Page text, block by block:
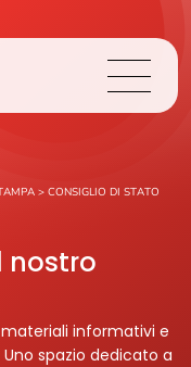
> CONSIGLIO DI STATO
nostro
informativi e
spazio dedicato a